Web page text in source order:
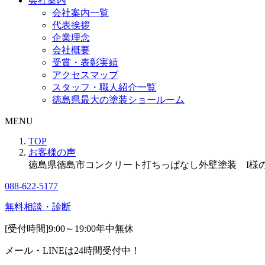
会社案内一覧
代表挨拶
企業理念
会社概要
受賞・表彰実績
アクセスマップ
スタッフ・職人紹介一覧
徳島県最大の塗装ショールーム
MENU
TOP
お客様の声
徳島県徳島市コンクリート打ちっぱなし外壁塗装 I様
088-622-5177
無料相談・診断
[受付時間]9:00～19:00年中無休
メール・LINEは24時間受付中！